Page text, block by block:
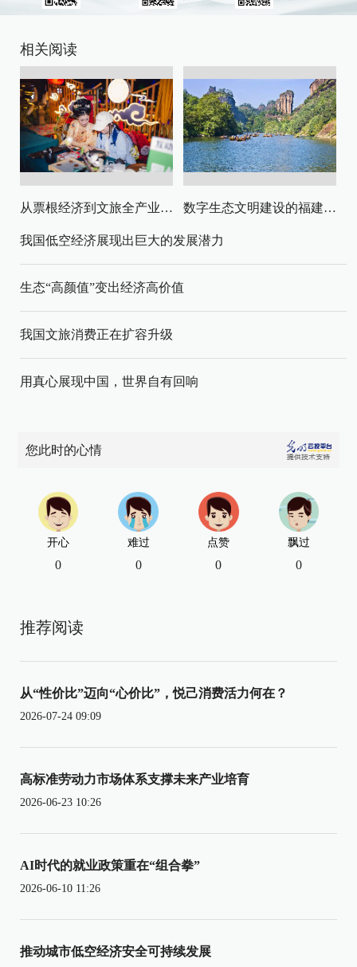
相关阅读
从票根经济到文旅全产业链升级 数字生态文明建设的福建路径与启示
我国低空经济展现出巨大的发展潜力
生态“高颜值”变出经济高价值
我国文旅消费正在扩容升级
用真心展现中国，世界自有回响
您此时的心情
开心
0
难过
0
点赞
0
飘过
0
推荐阅读
从“性价比”迈向“心价比”，悦己消费活力何在？
2026-07-24 09:09
高标准劳动力市场体系支撑未来产业培育
2026-06-23 10:26
AI时代的就业政策重在“组合拳”
2026-06-10 11:26
推动城市低空经济安全可持续发展